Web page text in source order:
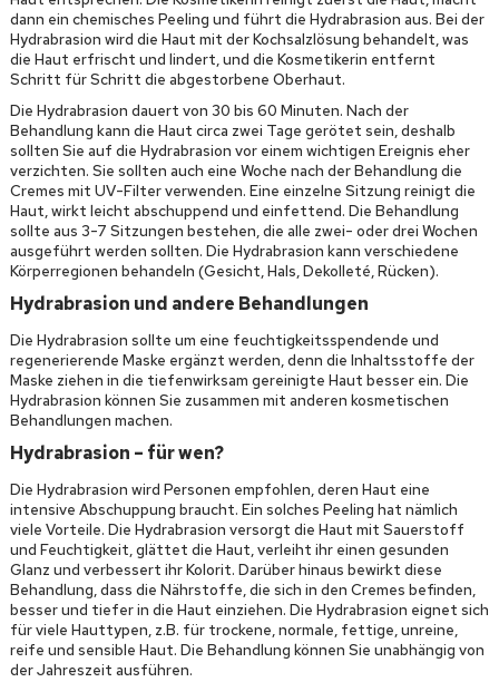
dann ein chemisches Peeling und führt die Hydrabrasion aus. Bei der
Hydrabrasion wird die Haut mit der Kochsalzlösung behandelt, was
die Haut erfrischt und lindert, und die Kosmetikerin entfernt
Schritt für Schritt die abgestorbene Oberhaut.
Die Hydrabrasion dauert von 30 bis 60 Minuten. Nach der
Behandlung kann die Haut circa zwei Tage gerötet sein, deshalb
sollten Sie auf die Hydrabrasion vor einem wichtigen Ereignis eher
verzichten. Sie sollten auch eine Woche nach der Behandlung die
Cremes mit UV-Filter verwenden. Eine einzelne Sitzung reinigt die
Haut, wirkt leicht abschuppend und einfettend. Die Behandlung
sollte aus 3-7 Sitzungen bestehen, die alle zwei- oder drei Wochen
ausgeführt werden sollten. Die Hydrabrasion kann verschiedene
Körperregionen behandeln (Gesicht, Hals, Dekolleté, Rücken).
Hydrabrasion und andere Behandlungen
Die Hydrabrasion sollte um eine feuchtigkeitsspendende und
regenerierende Maske ergänzt werden, denn die Inhaltsstoffe der
Maske ziehen in die tiefenwirksam gereinigte Haut besser ein. Die
Hydrabrasion können Sie zusammen mit anderen kosmetischen
Behandlungen machen.
Hydrabrasion – für wen?
Die Hydrabrasion wird Personen empfohlen, deren Haut eine
intensive Abschuppung braucht. Ein solches Peeling hat nämlich
viele Vorteile. Die Hydrabrasion versorgt die Haut mit Sauerstoff
und Feuchtigkeit, glättet die Haut, verleiht ihr einen gesunden
Glanz und verbessert ihr Kolorit. Darüber hinaus bewirkt diese
Behandlung, dass die Nährstoffe, die sich in den Cremes befinden,
besser und tiefer in die Haut einziehen. Die Hydrabrasion eignet sich
für viele Hauttypen, z.B. für trockene, normale, fettige, unreine,
reife und sensible Haut. Die Behandlung können Sie unabhängig von
der Jahreszeit ausführen.